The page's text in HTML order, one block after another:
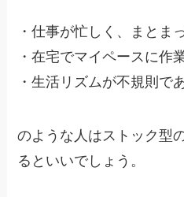
・仕事が忙しく、まとま
・在宅でマイペースに作
・生活リズムが不規則で
のような人はストック型
るといいでしょう。